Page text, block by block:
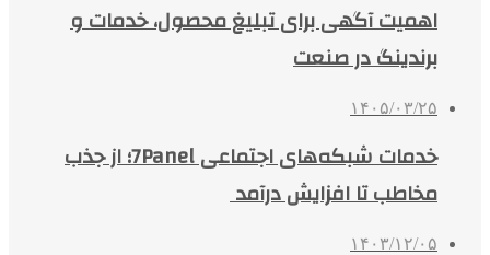
اهمیت آگهی برای تبلیغ محصول، خدمات و
برندینگ در صنعت
۱۴۰۵/۰۳/۲۵
خدمات شبکه‌های اجتماعی 7Panel؛ از جذب
مخاطب تا افزایش درآمد
۱۴۰۳/۱۲/۰۵